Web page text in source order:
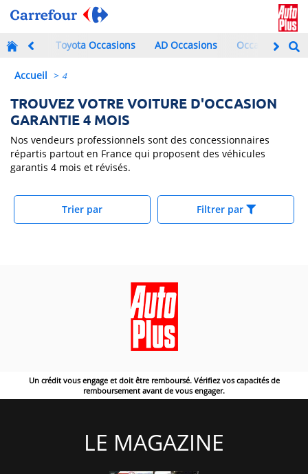
Toyota Occasions AD Occasions Occasions à
Accueil >4
TROUVEZ VOTRE VOITURE D'OCCASION
GARANTIE 4 MOIS
Nos vendeurs professionnels sont des concessionnaires
répartis partout en France qui proposent des véhicules
garantis 4 mois et révisés.
Trier par Filtrer par
Un crédit vous engage et doit être remboursé. Vérifiez vos capacités de
remboursement avant de vous engager.
LE MAGAZINE